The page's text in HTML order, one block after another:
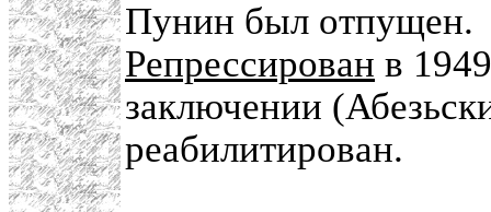
Пунин был отпущен.
Репрессирован в
заключении
реабилитирован.